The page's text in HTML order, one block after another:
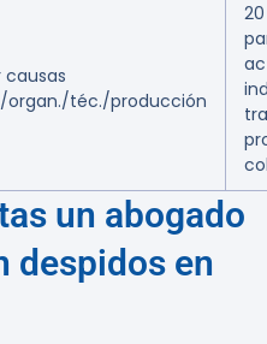
causas
organ./téc./producción
un abogado
despidos en